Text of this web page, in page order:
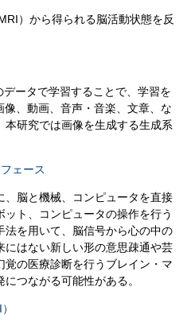
）から得られる脳活動状態を反
ータで学習することで、学習を
、動画、音声・音楽、文章、な
本研究では画像を生成する生成系
ェース
脳と機械、コンピュータを直接
ト、コンピュータの操作を行う
法を用いて、脳信号から心の中の
にはない新しい形の意思疎通や芸
の医療診断を行うブレイン・マ
つながる可能性がある。